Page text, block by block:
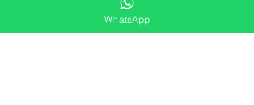
Suscríbete ahora
WhatsApp